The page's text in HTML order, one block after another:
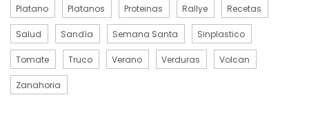
Platano Platanos Proteinas Rallye Recetas
Salud Sandía Semana Santa Sinplastico
Tomate Truco Verano Verduras Volcan
Zanahoria